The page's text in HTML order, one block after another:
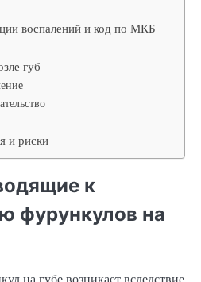
воспалений и код по МКБ
губ
и риски
к
фурункулов на